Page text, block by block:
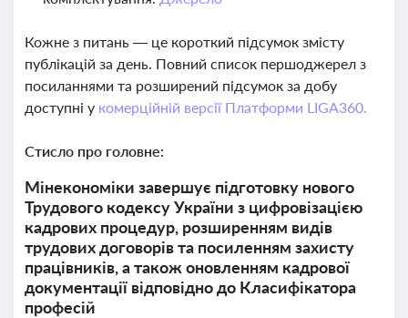
Кожне з питань — це короткий підсумок змісту
публікацій за день. Повний список першоджерел з
посиланнями та розширений підсумок за добу
доступні у комерційній версії Платформи LIGA360.
Стисло про головне:
Мінекономіки завершує підготовку нового
Трудового кодексу України з цифровізацією
кадрових процедур, розширенням видів
трудових договорів та посиленням захисту
працівників, а також оновленням кадрової
документації відповідно до Класифікатора
професій